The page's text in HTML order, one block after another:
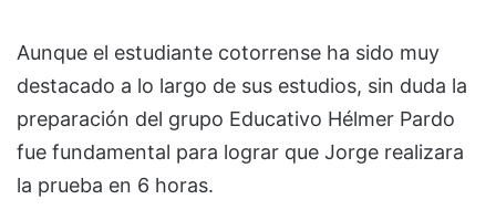
Aunque el estudiante cotorrense ha sido muy
destacado a lo largo de sus estudios, sin duda la
preparación del grupo Educativo Hélmer Pardo
fue fundamental para lograr que Jorge realizara
la prueba en 6 horas.